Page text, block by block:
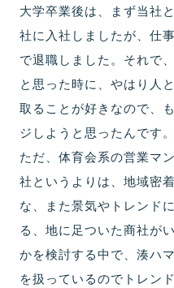
大学卒業後は、まず当社
社に入社しましたが、仕
で退職しました。それで
と思った時に、やはり人
取ることが好きなので、
ジしようと思ったんです。
ただ、体育会系の営業マ
社というよりは、地域密
な、また景気やトレンド
る、地に足ついた商社が
かを検討する中で、湊ハ
を扱っているのでトレン